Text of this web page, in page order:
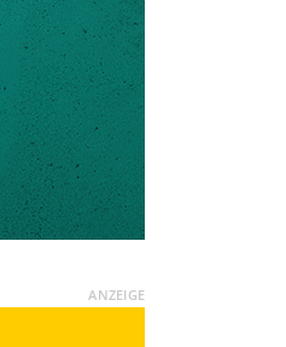
ANZEIGE